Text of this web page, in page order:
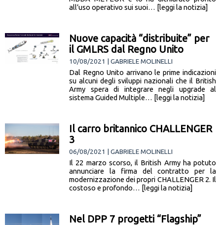
all’uso operativo sui suoi… [leggi la notizia]
Nuove capacità “distribuite” per
il GMLRS dal Regno Unito
10/08/2021 | GABRIELE MOLINELLI
Dal Regno Unito arrivano le prime indicazioni
su alcuni degli sviluppi nazionali che il British
Army spera di integrare negli upgrade al
sistema Guided Multiple… [leggi la notizia]
Il carro britannico CHALLENGER
3
06/08/2021 | GABRIELE MOLINELLI
Il 22 marzo scorso, il British Army ha potuto
annunciare la firma del contratto per la
modernizzazione dei propri CHALLENGER 2. Il
costoso e profondo… [leggi la notizia]
Nel DPP 7 progetti “Flagship”